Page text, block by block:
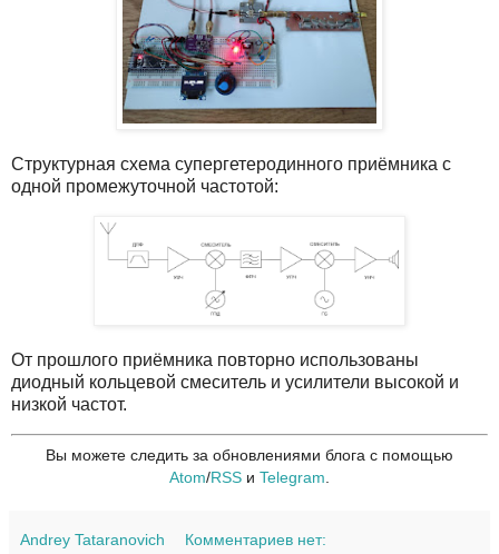
Структурная схема супергетеродинного приёмника с
одной промежуточной частотой:
От прошлого приёмника повторно использованы
диодный кольцевой смеситель и усилители высокой и
низкой частот.
Вы можете следить за обновлениями блога с помощью
Atom/RSS и Telegram
Andrey Tataranovich Комментариев нет: